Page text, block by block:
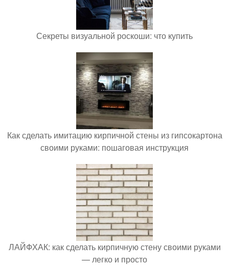
Секреты визуальной роскоши: что купить
Как сделать имитацию кирпичной стены из гипсокартона
своими руками: пошаговая инструкция
ЛАЙФХАК: как сделать кирпичную стену своими руками
— легко и просто